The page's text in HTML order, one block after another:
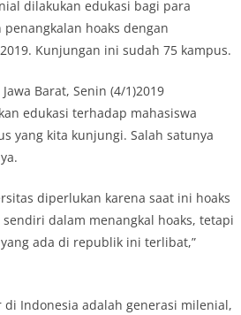
dilakukan edukasi bagi para
hoaks dengan
Kunjungan ini sudah 75 kampus.
Barat, Senin (4/1)2019
edukasi terhadap mahasiswa
yang kita kunjungi. Salah satunya
diperlukan karena saat ini hoaks
dalam menangkal hoaks, tetapi
ada di republik ini terlibat,”
Indonesia adalah generasi milenial,